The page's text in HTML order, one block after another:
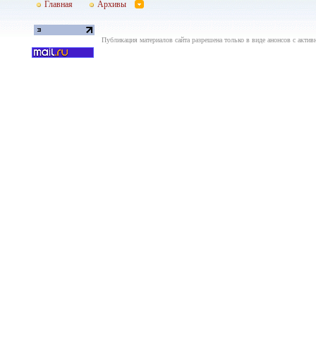
Главная Архивы
Публикация материалов сайта разрешена только в виде анонсов с